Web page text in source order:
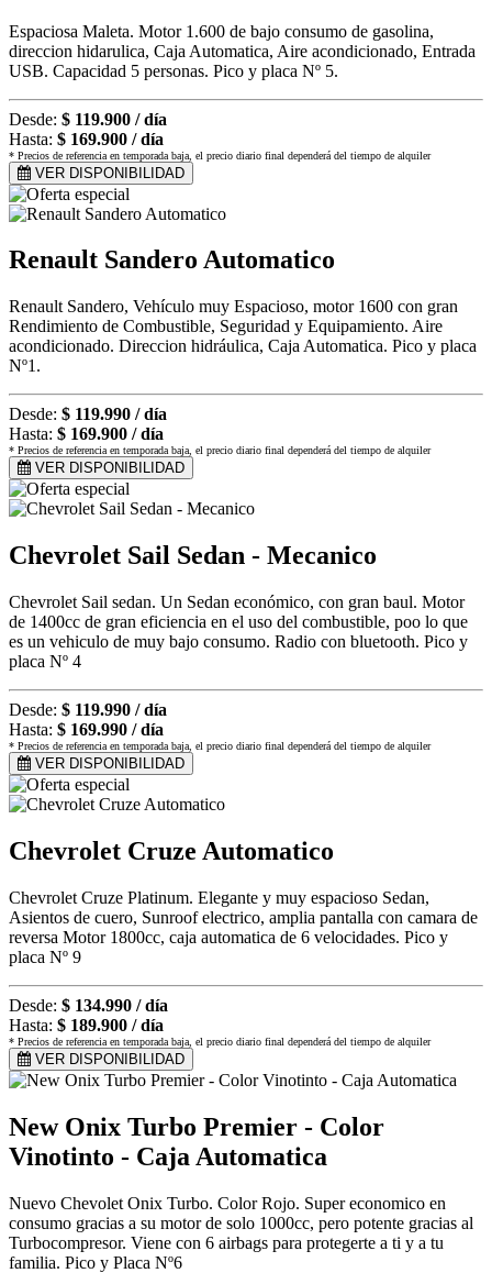
Espaciosa Maleta. Motor 1.600 de bajo consumo de gasolina,
direccion hidarulica, Caja Automatica, Aire acondicionado, Entrada
USB. Capacidad 5 personas. Pico y placa Nº 5.
Desde: $ 119.900 / día
Hasta: $ 169.900 / día
* Precios de referencia en temporada baja, el precio diario final dependerá del tiempo de alquiler
VER DISPONIBILIDAD
Renault Sandero Automatico
Renault Sandero, Vehículo muy Espacioso, motor 1600 con gran
Rendimiento de Combustible, Seguridad y Equipamiento. Aire
acondicionado. Direccion hidráulica, Caja Automatica. Pico y placa
Nº1.
Desde: $ 119.990 / día
Hasta: $ 169.900 / día
* Precios de referencia en temporada baja, el precio diario final dependerá del tiempo de alquiler
VER DISPONIBILIDAD
Chevrolet Sail Sedan - Mecanico
Chevrolet Sail sedan. Un Sedan económico, con gran baul. Motor
de 1400cc de gran eficiencia en el uso del combustible, poo lo que
es un vehiculo de muy bajo consumo. Radio con bluetooth. Pico y
placa Nº 4
Desde: $ 119.990 / día
Hasta: $ 169.990 / día
* Precios de referencia en temporada baja, el precio diario final dependerá del tiempo de alquiler
VER DISPONIBILIDAD
Chevrolet Cruze Automatico
Chevrolet Cruze Platinum. Elegante y muy espacioso Sedan,
Asientos de cuero, Sunroof electrico, amplia pantalla con camara de
reversa Motor 1800cc, caja automatica de 6 velocidades. Pico y
placa Nº 9
Desde: $ 134.990 / día
Hasta: $ 189.900 / día
* Precios de referencia en temporada baja, el precio diario final dependerá del tiempo de alquiler
VER DISPONIBILIDAD
New Onix Turbo Premier - Color
Vinotinto - Caja Automatica
Nuevo Chevolet Onix Turbo. Color Rojo. Super economico en
consumo gracias a su motor de solo 1000cc, pero potente gracias al
Turbocompresor. Viene con 6 airbags para protegerte a ti y a tu
familia. Pico y Placa Nº6